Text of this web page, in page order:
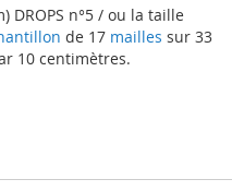
DROPS n°5 / ou la taille
de 17 mailles sur 33
10 centimètres.